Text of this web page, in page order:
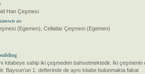
Han Çeşmesi
as
(Egemen), Cellatlar Çeşmesi (Egemen)
kitabeye sahip iki çeşmeden bahsetmektedir. İki çeşmenin
Baysun’un 1. defterinde de aynı kitabe bulunmakta fakat